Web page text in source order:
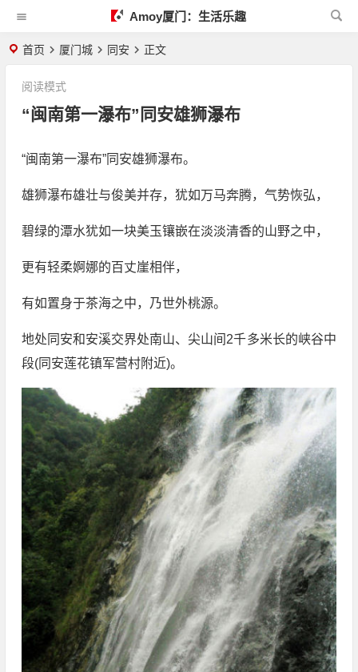
Amoy厦门：生活乐趣
首页 厦门城 同安 正文
“闽南第一瀑布”同安雄狮瀑布
阅读模式
“闽南第一瀑布”同安雄狮瀑布。
雄狮瀑布雄壮与俊美并存，犹如万马奔腾，气势恢弘，
碧绿的潭水犹如一块美玉镶嵌在淡淡清香的山野之中，
更有轻柔婀娜的百丈崖相伴，
有如置身于茶海之中，乃世外桃源。
地处同安和安溪交界处南山、尖山间2千多米长的峡谷中
段(同安莲花镇军营村附近)。